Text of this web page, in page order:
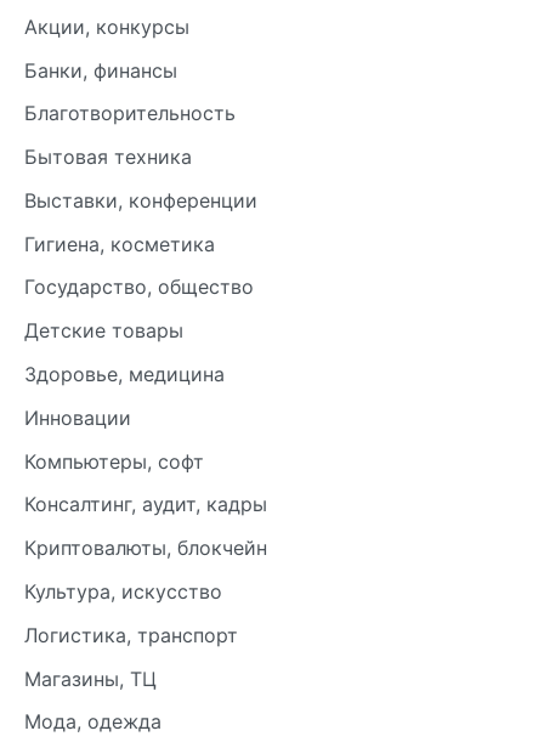
Акции, конкурсы
Банки, финансы
Благотворительность
Бытовая техника
Выставки, конференции
Гигиена, косметика
Государство, общество
Детские товары
Здоровье, медицина
Инновации
Компьютеры, софт
Консалтинг, аудит, кадры
Криптовалюты, блокчейн
Культура, искусство
Логистика, транспорт
Магазины, ТЦ
Мода, одежда